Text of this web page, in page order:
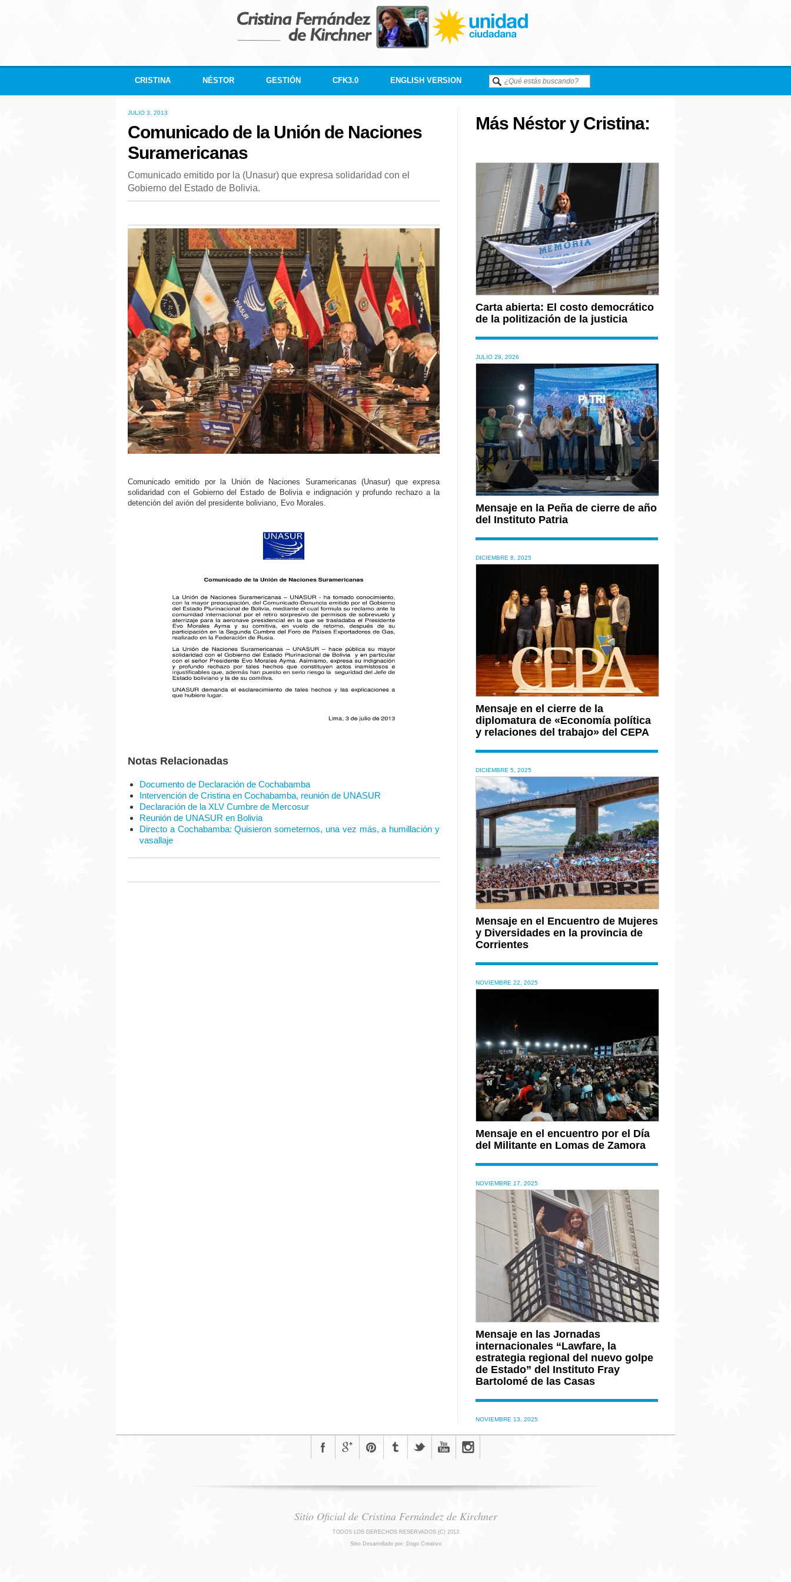
CRISTINA NÉSTOR GESTIÓN CFK3.0 ENGLISH VERSION
JULIO 3, 2013
Comunicado de la Unión de Naciones
Suramericanas
Comunicado emitido por la (Unasur) que expresa solidaridad con el
Gobierno del Estado de Bolivia.
Comunicado emitido por la Unión de Naciones Suramericanas (Unasur) que expresa
solidaridad con el Gobierno del Estado de Bolivia e indignación y profundo rechazo a la
detención del avión del presidente boliviano, Evo Morales.
Notas Relacionadas
Documento de Declaración de Cochabamba
Intervención de Cristina en Cochabamba, reunión de UNASUR
Declaración de la XLV Cumbre de Mercosur
Reunión de UNASUR en Bolivia
Directo a Cochabamba: Quisieron someternos, una vez más, a humillación y
vasallaje
Más Néstor y Cristina:
Carta abierta: El costo democrático
de la politización de la justicia
JULIO 29, 2026
Mensaje en la Peña de cierre de año
del Instituto Patria
DICIEMBRE 8, 2025
Mensaje en el cierre de la
diplomatura de «Economía política
y relaciones del trabajo» del CEPA
DICIEMBRE 5, 2025
Mensaje en el Encuentro de Mujeres
y Diversidades en la provincia de
Corrientes
NOVIEMBRE 22, 2025
Mensaje en el encuentro por el Día
del Militante en Lomas de Zamora
NOVIEMBRE 17, 2025
Mensaje en las Jornadas
internacionales “Lawfare, la
estrategia regional del nuevo golpe
de Estado” del Instituto Fray
Bartolomé de las Casas
NOVIEMBRE 13, 2025
Sitio Oficial de Cristina Fernández de Kirchner
TODOS LOS DERECHOS RESERVADOS (C) 2013
Sitio Desarrollado por: Dogo Creativo